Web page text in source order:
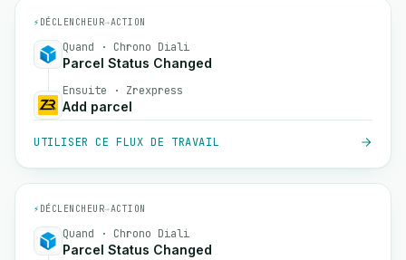
⚡ DÉCLENCHEUR→ACTION
Quand · Chrono Diali
Parcel Status Changed
Ensuite · Zrexpress
Add parcel
UTILISER CE FLUX DE TRAVAIL
⚡ DÉCLENCHEUR→ACTION
Quand · Chrono Diali
Parcel Status Changed